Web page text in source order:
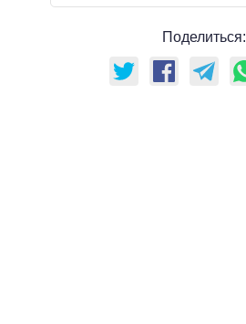
Поделиться: